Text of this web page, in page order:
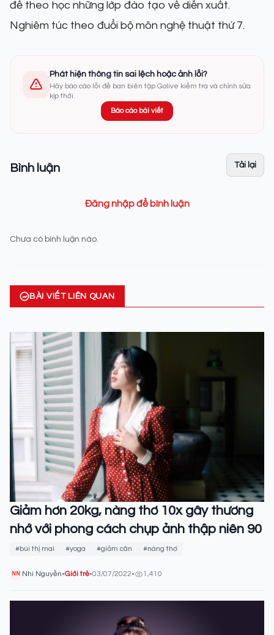
để theo học những lớp đào tạo về diễn xuất.
Nghiêm túc theo đuổi bộ môn nghệ thuật thứ 7.
Phát hiện thông tin sai lệch hoặc ảnh lỗi?
Hãy báo cáo lỗi để ban biên tập Golive kiểm tra và chỉnh sửa
kịp thời.
Báo cáo bài viết
Bình luận Tải lại
Đăng nhập để bình luận
Chưa có bình luận nào.
BÀI VIẾT LIÊN QUAN
Giảm hơn 20kg, nàng thơ 10x gây thương
nhớ với phong cách chụp ảnh thập niên 90
#bùi thị mai #yoga #giảm cân #nàng thơ
NN Nhi Nguyễn•Giới trẻ•03/07/2022• 1,410